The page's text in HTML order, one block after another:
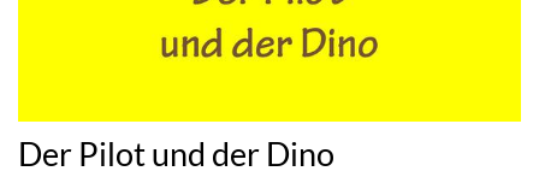
Der Pilot und der Dino